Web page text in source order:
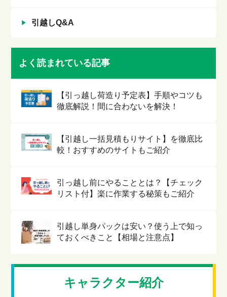
引越しQ&A
よく読まれている記事
【引っ越し荷造り予定表】手順やコツも
徹底解説！間に合わないを解決！
【引越し一括見積もりサイト】を徹底比
較！おすすめのサイトもご紹介
引っ越し前にやることとは？【チェック
リスト付】楽に作業する秘策もご紹介
引越し単身パックは安い？使う上で知っ
ておくべきこと【相場と注意点】
キャラクター紹介